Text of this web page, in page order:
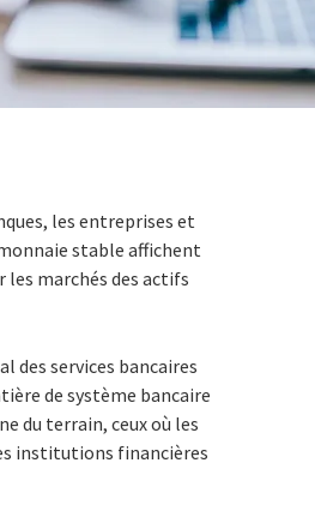
les entreprises et
stable affichent
marchés des actifs
des services bancaires
de système bancaire
du terrain, ceux où les
institutions financières